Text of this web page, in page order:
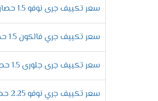
التميز بخاصية
ملحوظ حتى لا تسبب
الانفراد بخاصية
سعر تكييف جرى نوفو 1.5 حصان بارد فقط - Novo
سعر تكييف جري فالكون 1.5 حصان بارد ساخن بلازما - Falcon
سعر تكييف جرى جلورى 1.5 حصان بارد بلازما ديجيتال - Glory
سعر تكييف جري نوفو 2.25 حصان بارد فقط - Novo